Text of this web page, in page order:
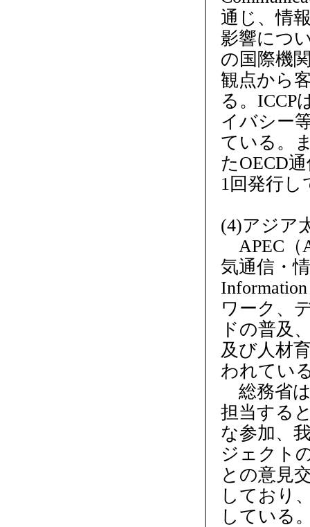
通じ、情
影響につ
の国際機
観点から
る。ICCP
イバシー
ている。
たOECD
1回発行し
(4)アジア
APEC（
気通信・
ワーク、
ドの普及
及び人材
われてい
総務省は
担当する
な参加、
ジェクト
との意見
しており
している